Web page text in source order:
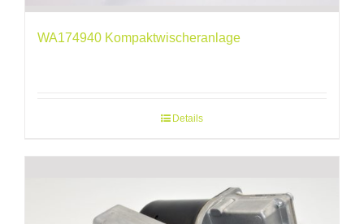
WA174940 Kompaktwischeranlage
Details